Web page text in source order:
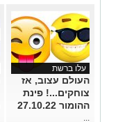
עלו ברשת
העולם עצוב, אז
צוחקים...! פינת
ההומור 27.10.22
...